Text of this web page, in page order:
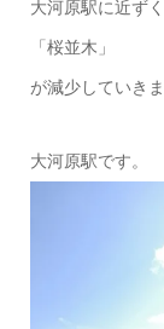
大河原駅に近ず
「桜並木」
が減少していきま
大河原駅です。